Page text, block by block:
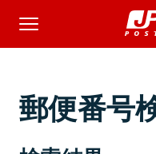
郵便番号